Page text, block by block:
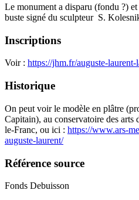
Le monument a disparu (fondu ?)
buste signé du sculpteur S.
Inscriptions
Voir : https://jhm.fr/auguste-
Historique
On peut voir le modèle en plâtre
Capitain), au conservatoire des
le-Franc, ou ici : https://www.ars-
auguste-laurent/
Référence source
Fonds Debuisson